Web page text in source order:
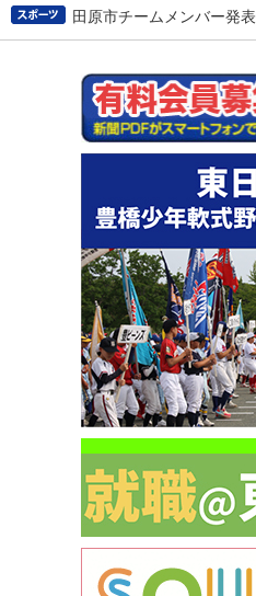
田原市チームメンバー発表